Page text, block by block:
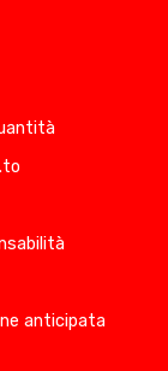
anticipata